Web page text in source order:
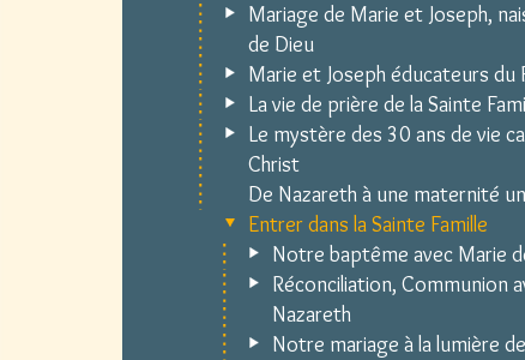
Mariage de Marie et Joseph,
de Dieu
Marie et Joseph éducateurs du
La vie de prière de la Sainte
Le mystère des 30 ans de vie
Christ
De Nazareth à une maternité
Entrer dans la Sainte Famille
Notre baptême avec Marie
Réconciliation, Communion
Nazareth
Notre mariage à la lumière